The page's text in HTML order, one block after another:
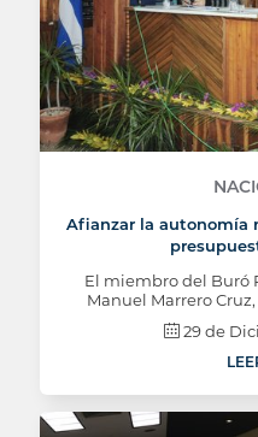
Afianzar la autonomía
El miembro del Buró
Manuel Marrero
29 de